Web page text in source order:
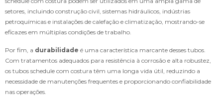
setores, incluindo construção civil, sistemas hidráulicos, indústrias
petroquímicas e instalações de calefação e climatização, mostrando-se
eficazes em múltiplas condições de trabalho.
Por fim, a durabilidade é uma característica marcante desses tubos.
Com tratamentos adequados para resistência à corrosão e alta robustez,
os tubos schedule com costura têm uma longa vida útil, reduzindo a
necessidade de manutenções frequentes e proporcionando confiabilidade
nas operações.